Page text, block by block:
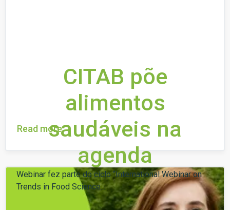
CITAB põe
alimentos
saudáveis na
agenda
Webinar fez parte do ciclo “International Webinar on
Trends in Food Science...
Read more